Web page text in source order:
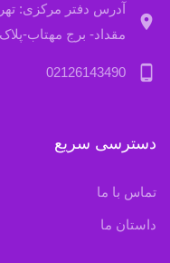
location_on
آدرس دفتر مرکزی:
مقداد- برج مهتاب-پلاک17
phone_android
02126143490
دسترسی سریع
تماس با ما
داستان ما